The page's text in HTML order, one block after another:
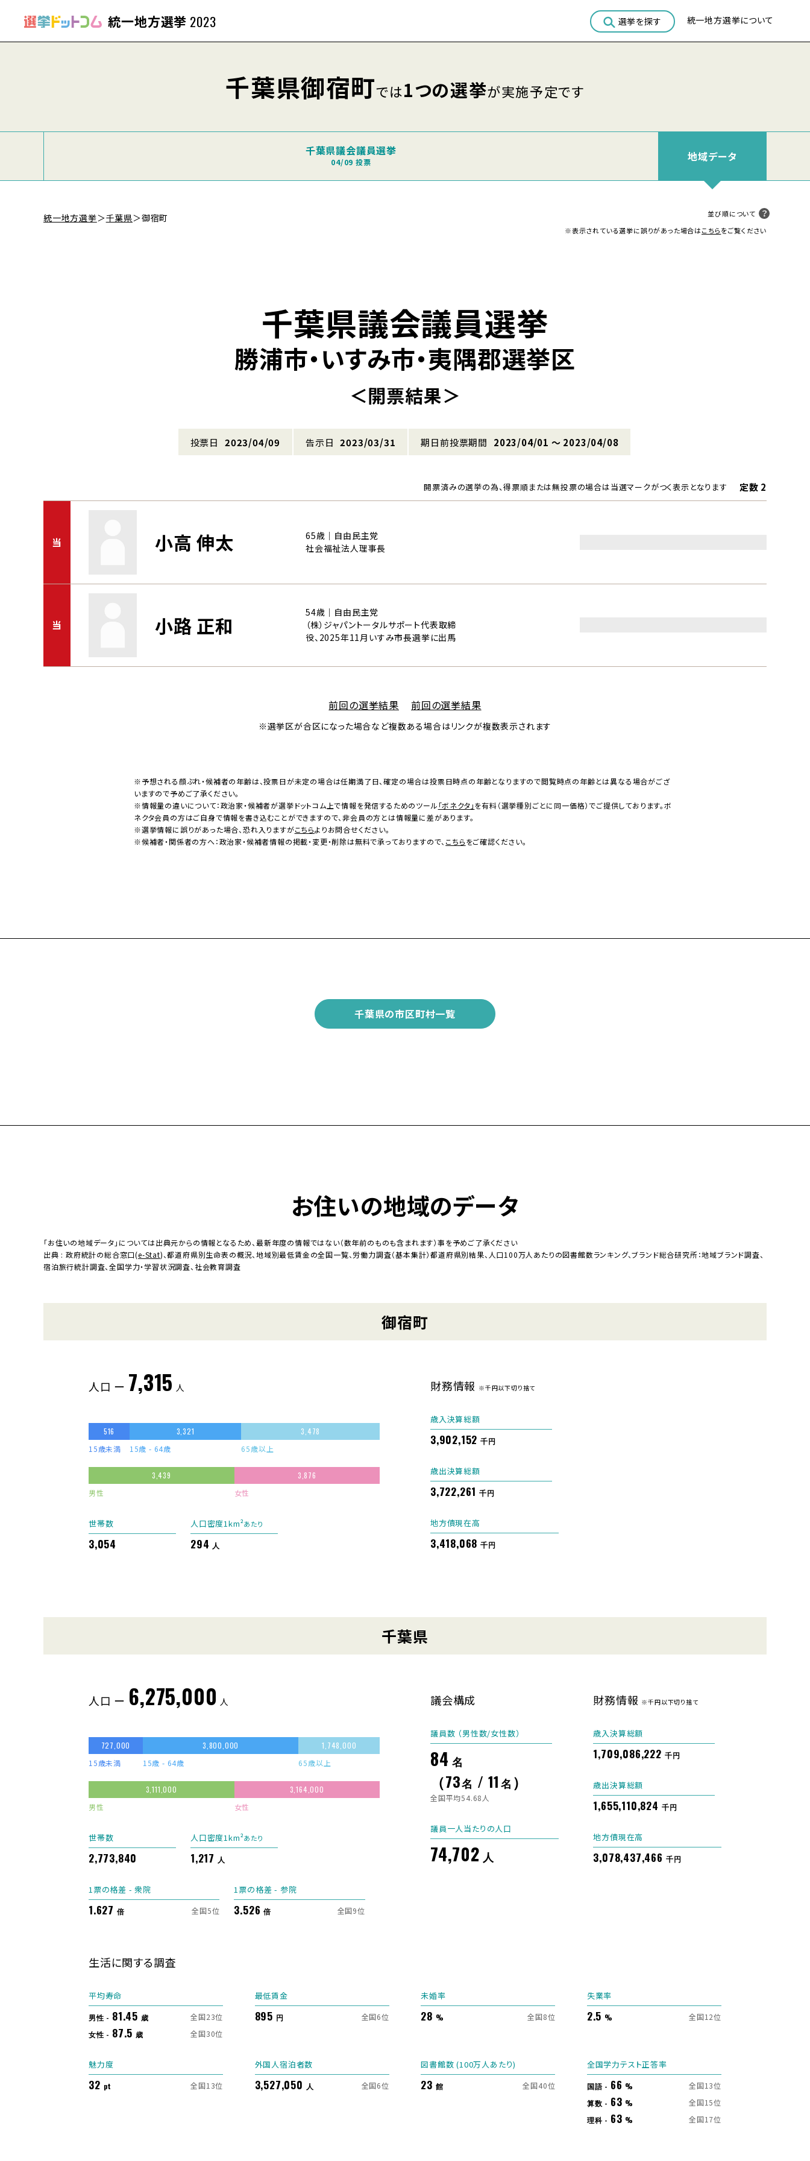
統一地方選挙 2023 選挙を探す 統一地方選挙について
千葉県御宿町では1つの選挙が実施予定です
千葉県議会議員選挙
04/09 投票 地域データ
統一地方選挙＞千葉県＞御宿町
並び順について
※表示されている選挙に誤りがあった場合はこちらをご覧ください
千葉県議会議員選挙
勝浦市・いすみ市・夷隅郡選挙区
＜開票結果＞
投票日 2023/04/09 告示日 2023/03/31 期日前投票期間 2023/04/01 〜 2023/04/08
開票済みの選挙の為、得票順または無投票の場合は当選マークがつく表示となります 定数 2
当 小高 伸太
65歳｜自由民主党
社会福祉法人理事長
当 小路 正和
54歳｜自由民主党
（株）ジャパントータルサポート代表取締
役、2025年11月いすみ市長選挙に出馬
前回の選挙結果 前回の選挙結果
※選挙区が合区になった場合など複数ある場合はリンクが複数表示されます
※予想される顔ぶれ・候補者の年齢は、投票日が未定の場合は任期満了日、確定の場合は投票日時点の年齢となりますので閲覧時点の年齢とは異なる場合がござ
いますので予めご了承ください。
※情報量の違いについて：政治家・候補者が選挙ドットコム上で情報を発信するためのツール 「ボネクタ」を有料（選挙種別ごとに同一価格）でご提供しております。ボ
ネクタ会員の方はご自身で情報を書き込むことができますので、非会員の方とは情報量に差があります。
※選挙情報に誤りがあった場合、恐れ入りますがこちらよりお問合せください。
※候補者・関係者の方へ：政治家・候補者情報の掲載・変更・削除は無料で承っておりますので、 こちらをご確認ください。
千葉県の市区町村一覧
お住いの地域のデータ
「お住いの地域データ」については出典元からの情報となるため、最新年度の情報ではない（数年前のものも含まれます）事を予めご了承ください
出典 : 政府統計の総合窓口(e-Stat)、都道府県別生命表の概況、地域別最低賃金の全国一覧、労働力調査（基本集計）都道府県別結果、人口100万人あたりの図書館数ランキング、ブランド総合研究所：地域ブランド調査、
宿泊旅行統計調査、全国学力・学習状況調査、社会教育調査
御宿町
人口 ー 7,315 人
516
15歳未満
3,321
15歳 - 64歳
3,478
65歳以上
3,439
男性
3,876
女性
世帯数
3,054
人口密度1km²あたり
294 人
財務情報 ※千円以下切り捨て
歳入決算総額
3,902,152 千円
歳出決算総額
3,722,261 千円
地方債現在高
3,418,068 千円
千葉県
人口 ー 6,275,000 人
727,000
15歳未満
3,800,000
15歳 - 64歳
1,748,000
65歳以上
3,111,000
男性
3,164,000
女性
世帯数
2,773,840
人口密度1km²あたり
1,217 人
1票の格差 - 衆院
1.627 倍 全国5位
1票の格差 - 参院
3.526 倍 全国9位
議会構成
議員数 （男性数/女性数）
84 名
（73名 / 11 名 ）
全国平均54.68人
議員一人当たりの人口
74,702 人
財務情報 ※千円以下切り捨て
歳入決算総額
1,709,086,222 千円
歳出決算総額
1,655,110,824 千円
地方債現在高
3,078,437,466 千円
生活に関する調査
平均寿命
男性 - 81.45 歳
全国23位
女性 - 87.5 歳 全国30位
最低賃金
895 円 全国6位
未婚率
28 % 全国8位
失業率
2.5 % 全国12位
魅力度
32 pt 全国13位
外国人宿泊者数
3,527,050 人 全国6位
図書館数 (100万人あたり)
23 館 全国40位
全国学力テスト正答率
国語 - 66 %
全国13位
算数 - 63 %
全国15位
理科 - 63 % 全国17位